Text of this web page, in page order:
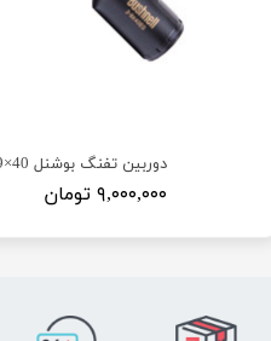
دوربین تفنگ بوشنل 40×9_3 EGنیو
۹,۰۰۰,۰۰۰ تومان